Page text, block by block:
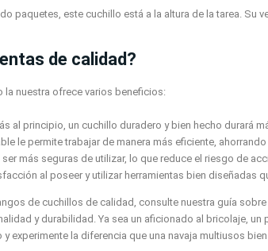
paquetes, este cuchillo está a la altura de la tarea. Su
de calidad?
la nuestra ofrece varios beneficios:
al principio, un cuchillo duradero y bien hecho durará
le permite trabajar de manera más eficiente,
más seguras de utilizar, lo que reduce el riesgo de
al poseer y utilizar herramientas bien diseñadas
de cuchillos de calidad, consulte nuestra guía sobre
y durabilidad. Ya sea un aficionado al bricolaje,
experimente la diferencia que una navaja multiusos